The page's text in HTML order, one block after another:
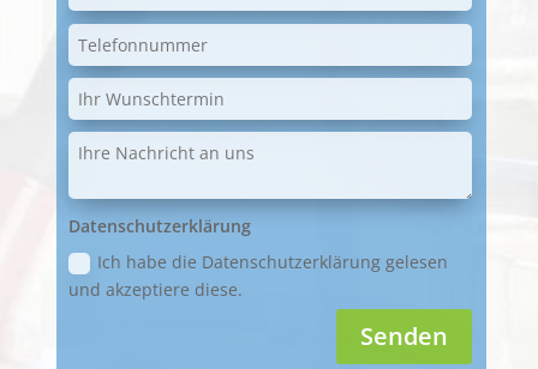
Datenschutzerklärung
Ich habe die Datenschutzerklärung gelesen
und akzeptiere diese.
Senden